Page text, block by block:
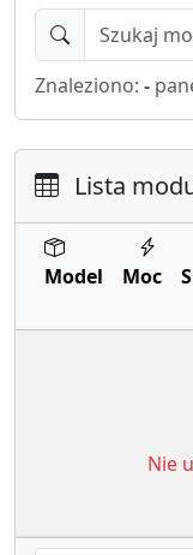
Znaleziono: -
Lista
Model Moc
Nie